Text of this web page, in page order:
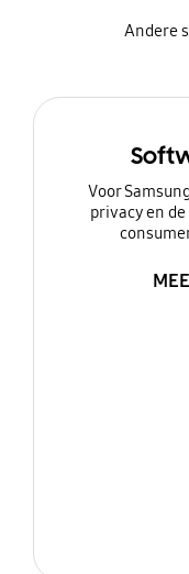
Andere
Voor
privacy en